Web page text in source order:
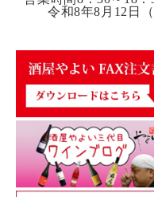
令和8年8月12日